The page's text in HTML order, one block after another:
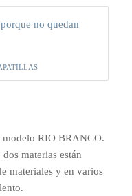
no quedan
modelo RIO BRANCO.
materias están
materiales y en varios